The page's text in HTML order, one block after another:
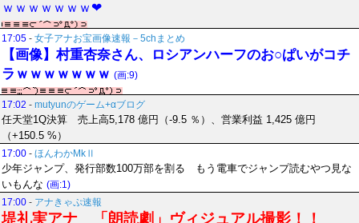
ｗｗｗｗｗｗｗ❤
17:05 - 女子アナお宝画像速報－5chまとめ
【画像】村重杏奈さん、ロシアンハーフのお○ぱいがコチ
ラｗｗｗｗｗｗｗ (画:9)
17:02 - mutyunのゲーム+αブログ
任天堂1Q決算 売上高5,178 億円（-9.5 ％）、営業利益 1,425 億円
（+150.5 %）
17:00 - ほんわかMkⅡ
少年ジャンプ、発行部数100万部を割る もう電車でジャンプ読むやつ見な
いもんな (画:1)
17:00 - アナきゃぷ速報
堤礼実アナ 「朗読劇」ヴィジュアル撮影！！